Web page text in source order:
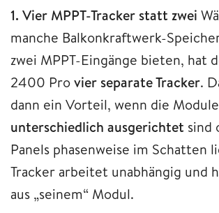
1. Vier MPPT-Tracker statt zwei
manche Balkonkraftwerk-
zwei MPPT-Eingänge bieten, hat
2400 Provier separate Tracker.
dann ein Vorteil, wenn die Module
unterschiedlich ausgerichtet sind
Panels phasenweise im Schatten
Tracker arbeitet unabhängig und
aus „seinem“ Modul.